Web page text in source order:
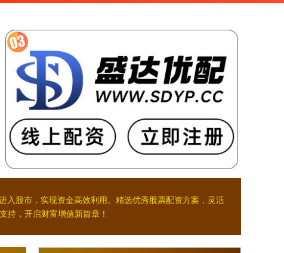
入股市，实现资金高效利用。精选优秀股票配资方案，灵活
持，开启财富增值新篇章！